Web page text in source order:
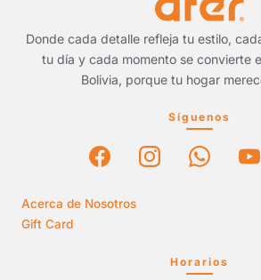
Donde cada detalle refleja tu estilo,
tu día y cada momento se convierte
Bolivia, porque tu hogar
Síguenos
Acerca de Nosotros
Gift Card
Horarios